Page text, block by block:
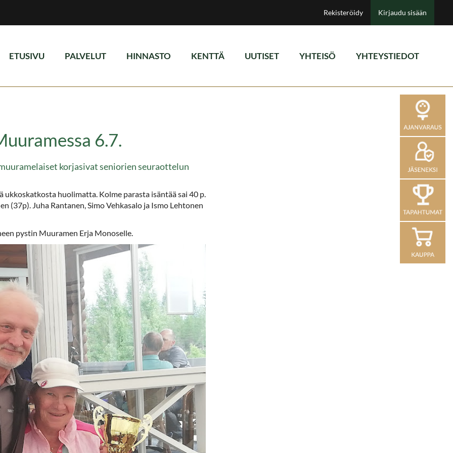
Rekisteröidy Kirjaudu sisään
ETUSIVU PALVELUT HINNASTO KENTTÄ UUTISET YHTEISÖ YHTEYSTIEDOT
6.7.
korjasivat seniorien seuraottelun
huolimatta. Kolme parasta isäntää sai 40 p.
(37p). Juha Rantanen, Simo Vehkasalo ja Ismo Lehtonen
pystin Muuramen Erja Monoselle.